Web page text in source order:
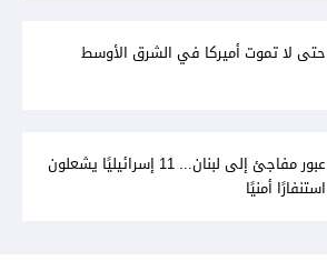
حتى لا تموت أميركا في الشرق الأوسط
عبور مفاجئ إلى لبنان... 11 إسرائيليًا يشعلون
استنفارًا أمنيًا